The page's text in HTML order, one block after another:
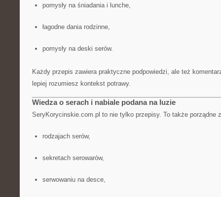
pomysły na śniadania i lunche,
łagodne dania rodzinne,
pomysły na deski serów.
Każdy przepis zawiera praktyczne podpowiedzi, ale też
lepiej rozumiesz kontekst potrawy.
Wiedza o serach i nabiale podana na luzie
SeryKorycinskie.com.pl to nie tylko przepisy. To także porządne
rodzajach serów,
sekretach serowarów,
serwowaniu na desce,